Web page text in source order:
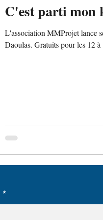
C'est parti
L'association MMProjet lance
Daoulas. Gratuits pour les 12 à